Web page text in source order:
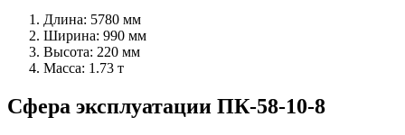
Длина: 5780 мм
Ширина: 990 мм
Высота: 220 мм
Масса: 1.73 т
Сфера эксплуатации ПК-58-10-8